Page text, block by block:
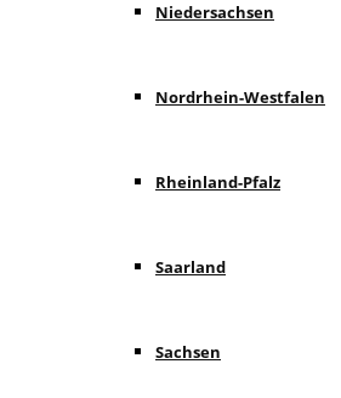
Niedersachsen
Nordrhein-Westfalen
Rheinland-Pfalz
Saarland
Sachsen